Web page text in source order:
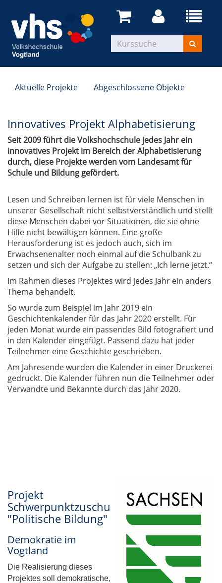
Aktuelle Projekte Abgeschlossene Objekte
Innovatives Projekt Alphabetisierung
Seit 2009 führt die Volkshochschule jedes Jahr ein
innovatives Projekt im Bereich der Alphabetisierung
durch, diese Projekte werden vom Landesamt für
Schule und Bildung gefördert.
Lesen und Schreiben lernen ist für viele Menschen in
unserer Gesellschaft nicht selbstverständlich und stellt
diese Menschen dabei vor Situationen, die sie ohne
Hilfe nicht bewältigen können. Eine große
Herausforderung ist es jedoch auch, sich im
Erwachsenenalter noch einmal auf die Schulbank zu
setzen und sich der Aufgabe zu stellen: „Ich lerne jetzt.“
Im Rahmen dieses Projektes wird jedes Jahr ein anders
Thema behandelt.
So wurde zum Beispiel im Jahr 2019 ein
Geschichtenkalender für das Jahr 2020 erstellt. Für
jeden Monat wurde ein passendes Bild fotografiert und
in den Kalender eingefügt. Passend dazu hat jeder
Teilnehmer eine Geschichte geschrieben.
Am Jahresende wurden die Kalender in einer Druckerei
gedruckt. Die Kalender führen nun die Teilnehmer oder
Verwandte und Bekannte durch das Jahr 2020.
Projekt
Schwerpunktzuschuss
"Politische Bildung"
Demokratie im
Vogtland
Die Realisierung dieses
Projektes soll demokratische,